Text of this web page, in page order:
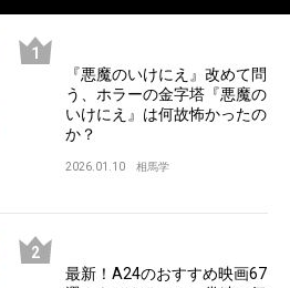
『悪魔のいけにえ』改めて問
う、ホラーの金字塔『悪魔の
いけにえ』は何故怖かったの
か？
2026.01.10 相馬学
最新！A24のおすすめ映画67